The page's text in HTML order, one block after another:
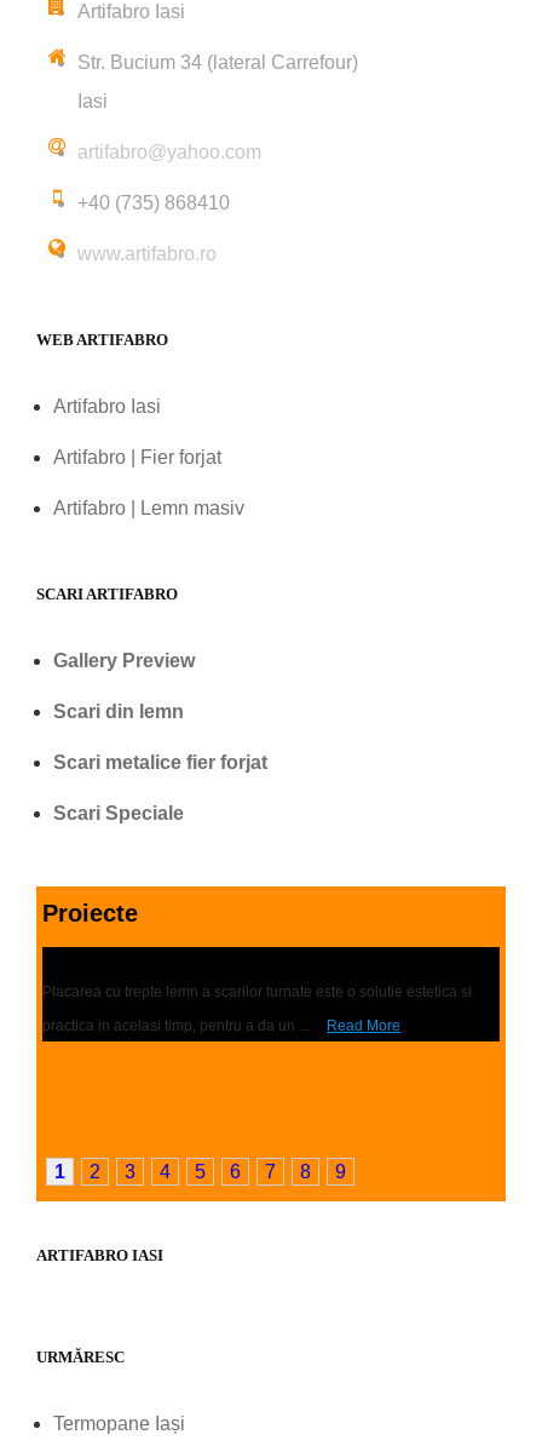
Artifabro Iasi
Str. Bucium 34 (lateral Carrefour)
Iasi
artifabro@yahoo.com
+40 (735) 868410
www.artifabro.ro
WEB ARTIFABRO
Artifabro Iasi
Artifabro | Fier forjat
Artifabro | Lemn masiv
SCARI ARTIFABRO
Gallery Preview
Scari din lemn
Scari metalice fier forjat
Scari Speciale
Proiecte
Placarea cu trepte lemn a scarilor turnate este o solutie estetica si
practica in acelasi timp, pentru a da un ...
Read More
1 2 3 4 5 6 7 8 9
ARTIFABRO IASI
URMĂRESC
Termopane Iași